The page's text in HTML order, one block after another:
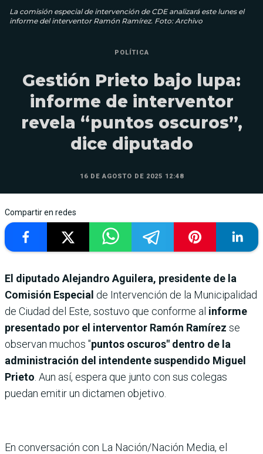
La comisión especial de intervención de CDE analizará este lunes el
informe del interventor Ramón Ramírez. Foto: Archivo
POLÍTICA
Gestión Prieto bajo lupa:
informe de interventor
revela “puntos oscuros”,
dice diputado
16 DE AGOSTO DE 2025 12:48
Compartir en redes
El diputado Alejandro Aguilera, presidente de la
Comisión Especial de Intervención de la Municipalidad
de Ciudad del Este, sostuvo que conforme al informe
presentado por el interventor Ramón Ramírez se
observan muchos "puntos oscuros" dentro de la
administración del intendente suspendido Miguel
Prieto . Aun así, espera que junto con sus colegas
puedan emitir un dictamen objetivo.
En conversación con La Nación/Nación Media, el